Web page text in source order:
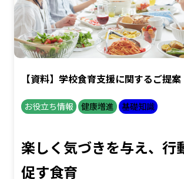
【資料】学校食育支援に関するご提案
お役立ち情報 健康増進 基礎知識
楽しく気づきを与え、行
促す食育